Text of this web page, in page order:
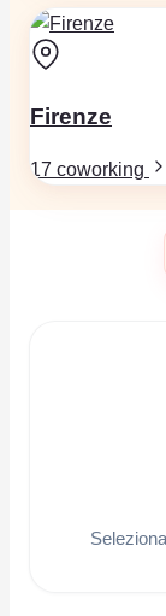
Firenze
17 coworking